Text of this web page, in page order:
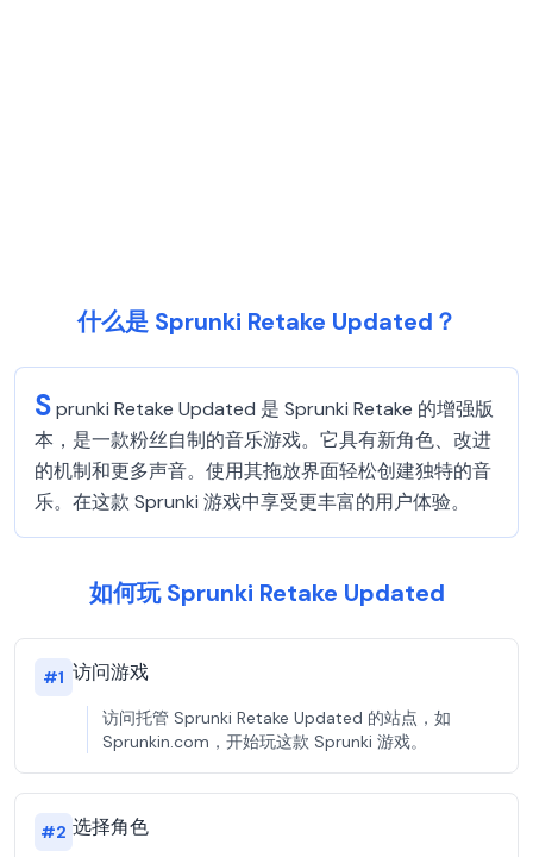
什么是 Sprunki Retake Updated？
Sprunki Retake Updated 是 Sprunki Retake 的增强版
本，是一款粉丝自制的音乐游戏。它具有新角色、改进
的机制和更多声音。使用其拖放界面轻松创建独特的音
乐。在这款 Sprunki 游戏中享受更丰富的用户体验。
如何玩 Sprunki Retake Updated
#1 访问游戏
访问托管 Sprunki Retake Updated 的站点，如
Sprunkin.com，开始玩这款 Sprunki 游戏。
#2 选择角色